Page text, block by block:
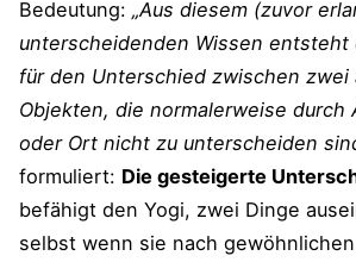
Bedeutung: „Aus diesem (zuvor
unterscheidenden Wissen entsteht
für den Unterschied zwischen zwei
Objekten, die normalerweise durch
oder Ort nicht zu unterscheiden
formuliert: Die gesteigerte
befähigt den Yogi, zwei Dinge
selbst wenn sie nach